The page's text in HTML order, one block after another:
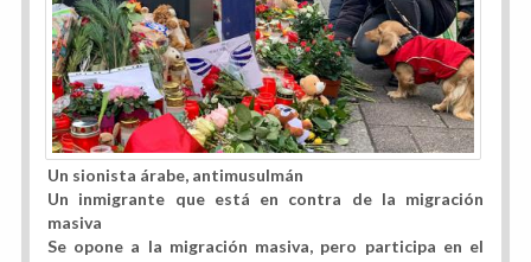
Un sionista árabe, antimusulmán
Un inmigrante que está en contra de la migración
masiva
Se opone a la migración masiva, pero participa en el